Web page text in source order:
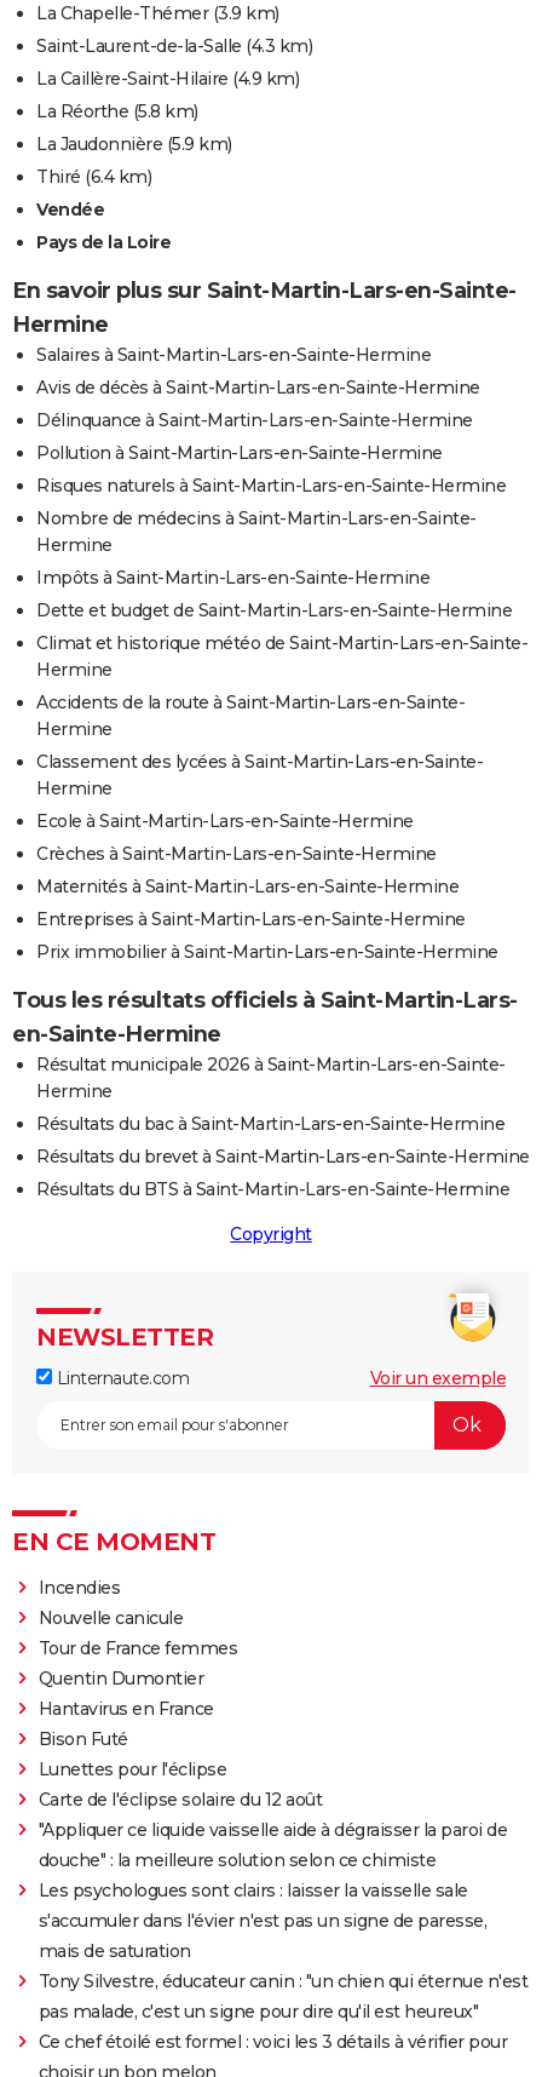
La Chapelle-Thémer(3.9 km)
Saint-Laurent-de-la-Salle (4.3 km)
La Caillère-Saint-Hilaire (4.9 km)
La Réorthe (5.8 km)
La Jaudonnière (5.9 km)
Thiré (6.4 km)
Vendée
Pays de la Loire
En savoir plus sur Saint-Martin-Lars-en-Sainte-
Hermine
Salaires à Saint-Martin-Lars-en-Sainte-Hermine
Avis de décès à Saint-Martin-Lars-en-Sainte-Hermine
Délinquance à Saint-Martin-Lars-en-Sainte-Hermine
Pollution à Saint-Martin-Lars-en-Sainte-Hermine
Risques naturels à Saint-Martin-Lars-en-Sainte-Hermine
Nombre de médecins à Saint-Martin-Lars-en-Sainte-
Hermine
Impôts à Saint-Martin-Lars-en-Sainte-Hermine
Dette et budget de Saint-Martin-Lars-en-Sainte-Hermine
Climat et historique météo de Saint-Martin-Lars-en-Sainte-
Hermine
Accidents de la route à Saint-Martin-Lars-en-Sainte-
Hermine
Classement des lycées à Saint-Martin-Lars-en-Sainte-
Hermine
Ecole à Saint-Martin-Lars-en-Sainte-Hermine
Crèches à Saint-Martin-Lars-en-Sainte-Hermine
Maternités à Saint-Martin-Lars-en-Sainte-Hermine
Entreprises à Saint-Martin-Lars-en-Sainte-Hermine
Prix immobilier à Saint-Martin-Lars-en-Sainte-Hermine
Tous les résultats officiels à Saint-Martin-Lars-
en-Sainte-Hermine
Résultat municipale 2026 à Saint-Martin-Lars-en-Sainte-
Hermine
Résultats du bac à Saint-Martin-Lars-en-Sainte-Hermine
Résultats du brevet à Saint-Martin-Lars-en-Sainte-Hermine
Résultats du BTS à Saint-Martin-Lars-en-Sainte-Hermine
Copyright
NEWSLETTER
Linternaute.com Voir un exemple
EN CE MOMENT
Incendies
Nouvelle canicule
Tour de France femmes
Quentin Dumontier
Hantavirus en France
Bison Futé
Lunettes pour l'éclipse
Carte de l'éclipse solaire du 12 août
"Appliquer ce liquide vaisselle aide à dégraisser la paroi de
douche" : la meilleure solution selon ce chimiste
Les psychologues sont clairs : laisser la vaisselle sale
s'accumuler dans l'évier n'est pas un signe de paresse,
mais de saturation
Tony Silvestre, éducateur canin : "un chien qui éternue n'est
pas malade, c'est un signe pour dire qu'il est heureux"
Ce chef étoilé est formel : voici les 3 détails à vérifier pour
choisir un bon melon